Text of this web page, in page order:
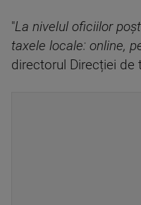
"La nivelul oficiilor
taxele locale: online,
directorul Direcției de